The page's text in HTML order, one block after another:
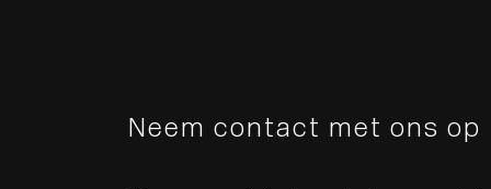
Neem contact met ons op